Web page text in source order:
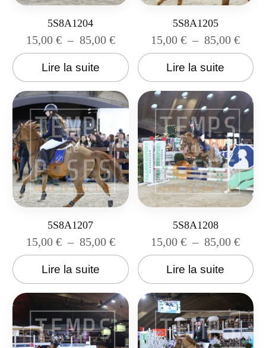
5S8A1204
15,00 € – 85,00 €
Lire la suite
5S8A1205
15,00€ – 85,00€
Lire la suite
5S8A1207
15,00 € – 85,00 €
Lire la suite
5S8A1208
15,00€ – 85,00€
Lire la suite